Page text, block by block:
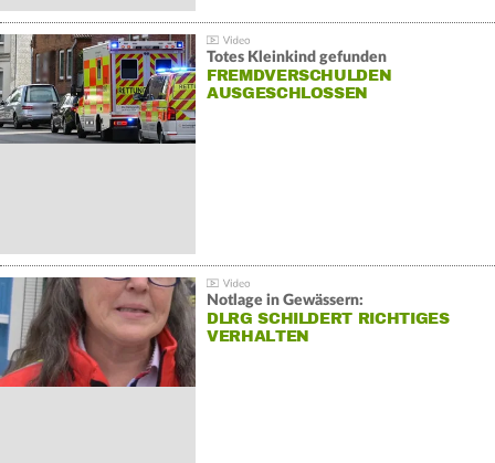
Totes Kleinkind gefunden
FREMDVERSCHULDEN
AUSGESCHLOSSEN
Notlage in Gewässern:
DLRG SCHILDERT RICHTIGES
VERHALTEN